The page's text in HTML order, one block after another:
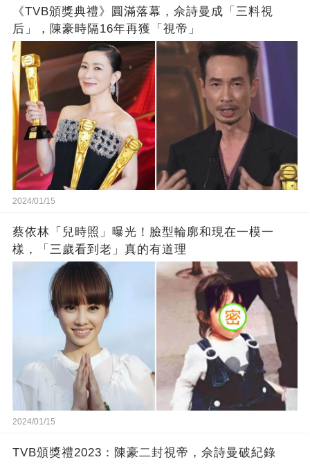
《TVB頒獎典禮》圓滿落幕，佘詩曼成「三料視
后」，陳豪時隔16年再獲「視帝」
2024/01/15
蔡依林「兒時照」曝光！臉型輪廓和現在一模一
樣，「三歲看到老」真的有道理
2024/01/15
TVB頒獎禮2023：陳豪二封視帝，佘詩曼破紀錄